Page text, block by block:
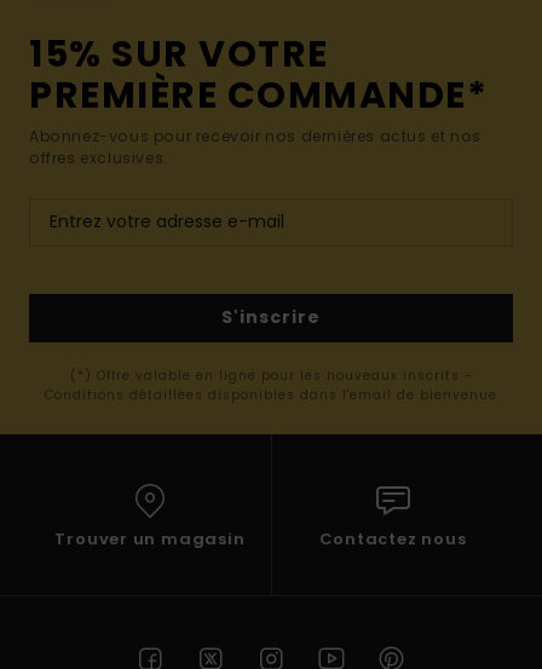
15% SUR VOTRE
PREMIÈRE COMMANDE*
Abonnez-vous pour recevoir nos dernières actus et nos
offres exclusives.
S'inscrire
(*) Offre valable en ligne pour les nouveaux inscrits -
Conditions détaillées disponibles dans l'email de bienvenue
Trouver un magasin Contactez nous